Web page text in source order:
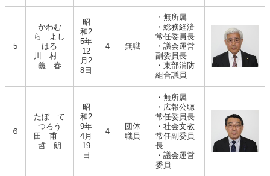
5
かわむ
ら よし
はる
川 村
義 春
昭
和2
5年
12
月2
8日
4 無職
・無所属
・総務経済
常任委員長
・議会運営
副委員長
・東部消防
組合議員
６
たぼ て
つろう
田 甫
哲 朗
昭
和2
9年
4月
19
日
4
団体
職員
・無所属
・広報公聴
常任委員長
・社会文教
常任副委員
長
・議会運営
委員